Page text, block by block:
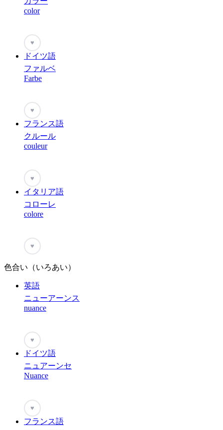
color
♥
ドイツ語
ファルベ
Farbe
♥
フランス語
クルール
couleur
♥
イタリア語
コローレ
colore
♥
色合い（いろあい）
英語
ニューアーンス
nuance
♥
ドイツ語
ニュアーンセ
Nuance
♥
フランス語